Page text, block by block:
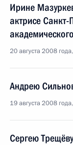
Ирине
актрисе Санкт-
20 августа 2008
Андрею
19 августа 2008
Сергею